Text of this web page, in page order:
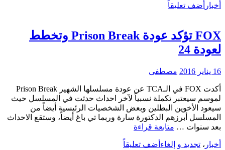
تعلن
11
مسلسل
أخبار أضف تعليقاً
FOX تؤكد عودة Prison Break وتخطط
لعودة 24
16 يناير 2016 مصطفى
أكدت FOX في الـTCA عن عودة مسلسلها الشهير Prison Break
لموسم سيعتبر تكملة نسبياً لآخر احداث حدثت في المسلسل حيث
سيعود الأخوين البطلين وبعض الشخصيات الرئيسية أيضاً من
المسلسل أبرزهم الدكتورة سارة وربما تي باغ أيضاً، وستقع الاحداث
بعد سنوات … متابعة قراءة
عودة
أخبار ، تجديد و إلغاء أضف تعليقاً